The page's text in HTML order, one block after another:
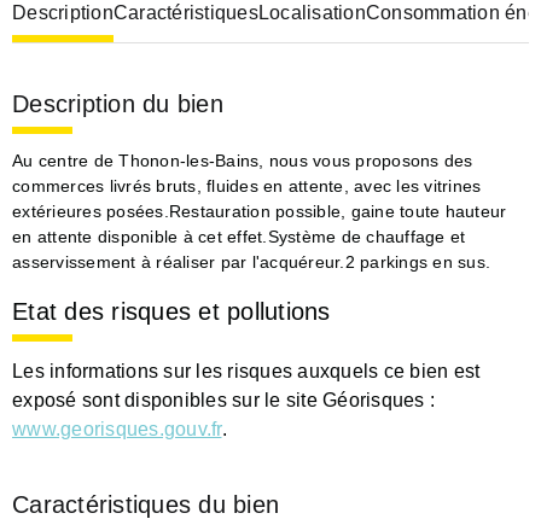
DescriptionCaractéristiquesLocalisationConsommation
Description du bien
Au centre de Thonon-les-Bains, nous vous proposons des
commerces livrés bruts, fluides en attente, avec les vitrines
extérieures posées.Restauration possible, gaine toute hauteur
en attente disponible à cet effet.Système de chauffage et
asservissement à réaliser par l'acquéreur.2 parkings en sus.
Etat des risques et pollutions
Les informations sur les risques auxquels ce bien est
exposé sont disponibles sur le site Géorisques :
www.georisques.gouv.fr.
Caractéristiques du bien